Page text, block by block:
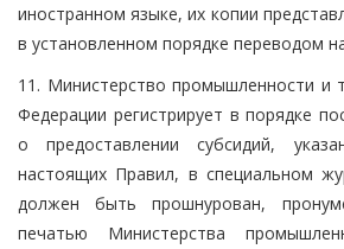
иностранном языке, их копии
в установленном порядке переводом
11. Министерство промышленности и
Федерации регистрирует в порядке
о предоставлении субсидий,
настоящих Правил, в специальном
должен быть прошнурован,
печатью Министерства